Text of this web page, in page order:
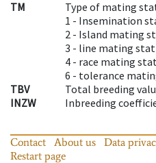
TM
Type of mating
1 - Insemination
2 - Island mating
3 - line mating
4 - race mating
6 - tolerance
TBV
Total breeding
INZW
Inbreeding
Contact About us Data
Restart page